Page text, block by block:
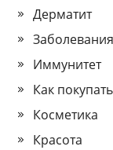
Дерматит
Заболевания
Иммунитет
Как
Косметика
Красота